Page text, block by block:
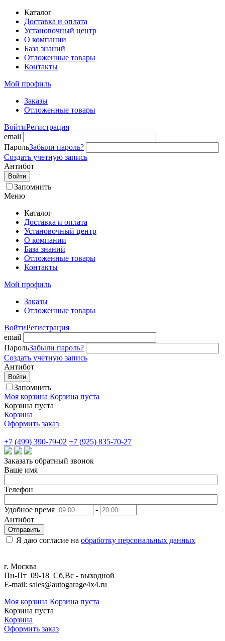
Каталог
Доставка и оплата
Установочный центр
О компании
База знаний
Отложенные товары
Контакты
Мой профиль
Заказы
Отложенные товары
ВойтиРегистрация
email
ПарольЗабыли пароль?
Создать учетную запись
Антибот
Войти
Запомнить
Меню
Каталог
Доставка и оплата
Установочный центр
О компании
База знаний
Отложенные товары
Контакты
Мой профиль
Заказы
Отложенные товары
ВойтиРегистрация
email
ПарольЗабыли пароль?
Создать учетную запись
Антибот
Войти
Запомнить
Моя корзина Корзина пуста
Корзина пуста
Корзина
Оформить заказ
+7 (499) 390-79-02 +7 (925) 835-70-27
Заказать обратный звонок
Ваше имя
Телефон
Удобное время
-
Антибот
Отправить
Я даю согласие на обработку персональных данных
г. Москва
Пн-Пт 09-18 Сб,Вс - выходной
E-mail: sales@autogarage4x4.ru
Моя корзина Корзина пуста
Корзина пуста
Корзина
Оформить заказ